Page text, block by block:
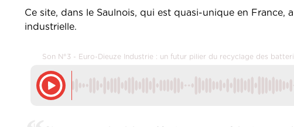
Ce site, dans le Saulnois, qui est quasi-unique en
industrielle.
Son N°3 - Euro-Dieuze Industrie : un futur pilier du recyclage des